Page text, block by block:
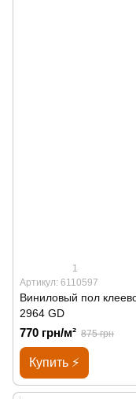
1
Артикул: 6110597
Виниловый пол
2964 GD
770 грн/м² 875 грн
Купить ⚡